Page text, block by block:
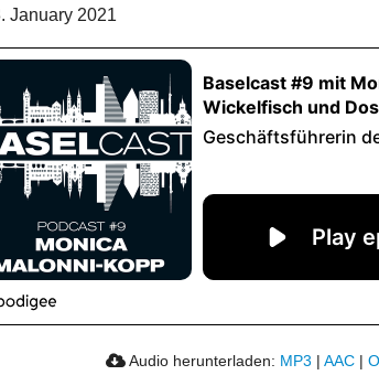
January 2021
Audio herunterladen: MP3 | AAC |